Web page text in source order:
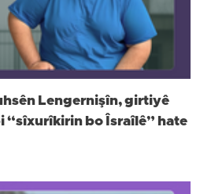
Lengernişîn, girtiyê
“sîxurîkirin bo Îsraîlê” hate